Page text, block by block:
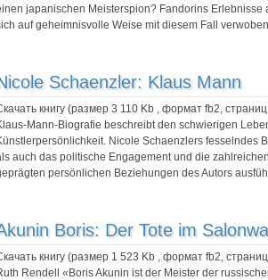
japanischen Meisterspion? Fandorins
auf geheimnisvolle Weise mit diesem Fall
Schaenzler: Klaus Mann
книгу (размер 3 110 Kb , формат fb2, страниц
Mann-Biografie beschreibt den schwierigen
Nicole Schaenzlers fesselndes
auch das politische Engagement und die
persönlichen Beziehungen des Autors
Boris: Der Tote im
книгу (размер 1 523 Kb , формат fb2, страниц
Rendell «Boris Akunin ist der Meister der